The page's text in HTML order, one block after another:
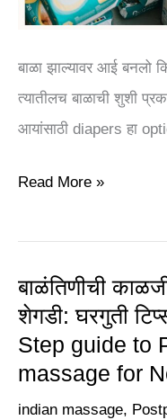
बाळा झाल्यावर आई बनलो
त्यातीलच बाळाची शुशी
आयांसाठी diapers हा
for
a
Newborn
Baby
Read More »
बाळंतिणीची
शेगडी: घरगुती
Step guide to
massage for
indian massage,
बाळंतिणीची
काळजी,
बाळाची
मालिश
आणि